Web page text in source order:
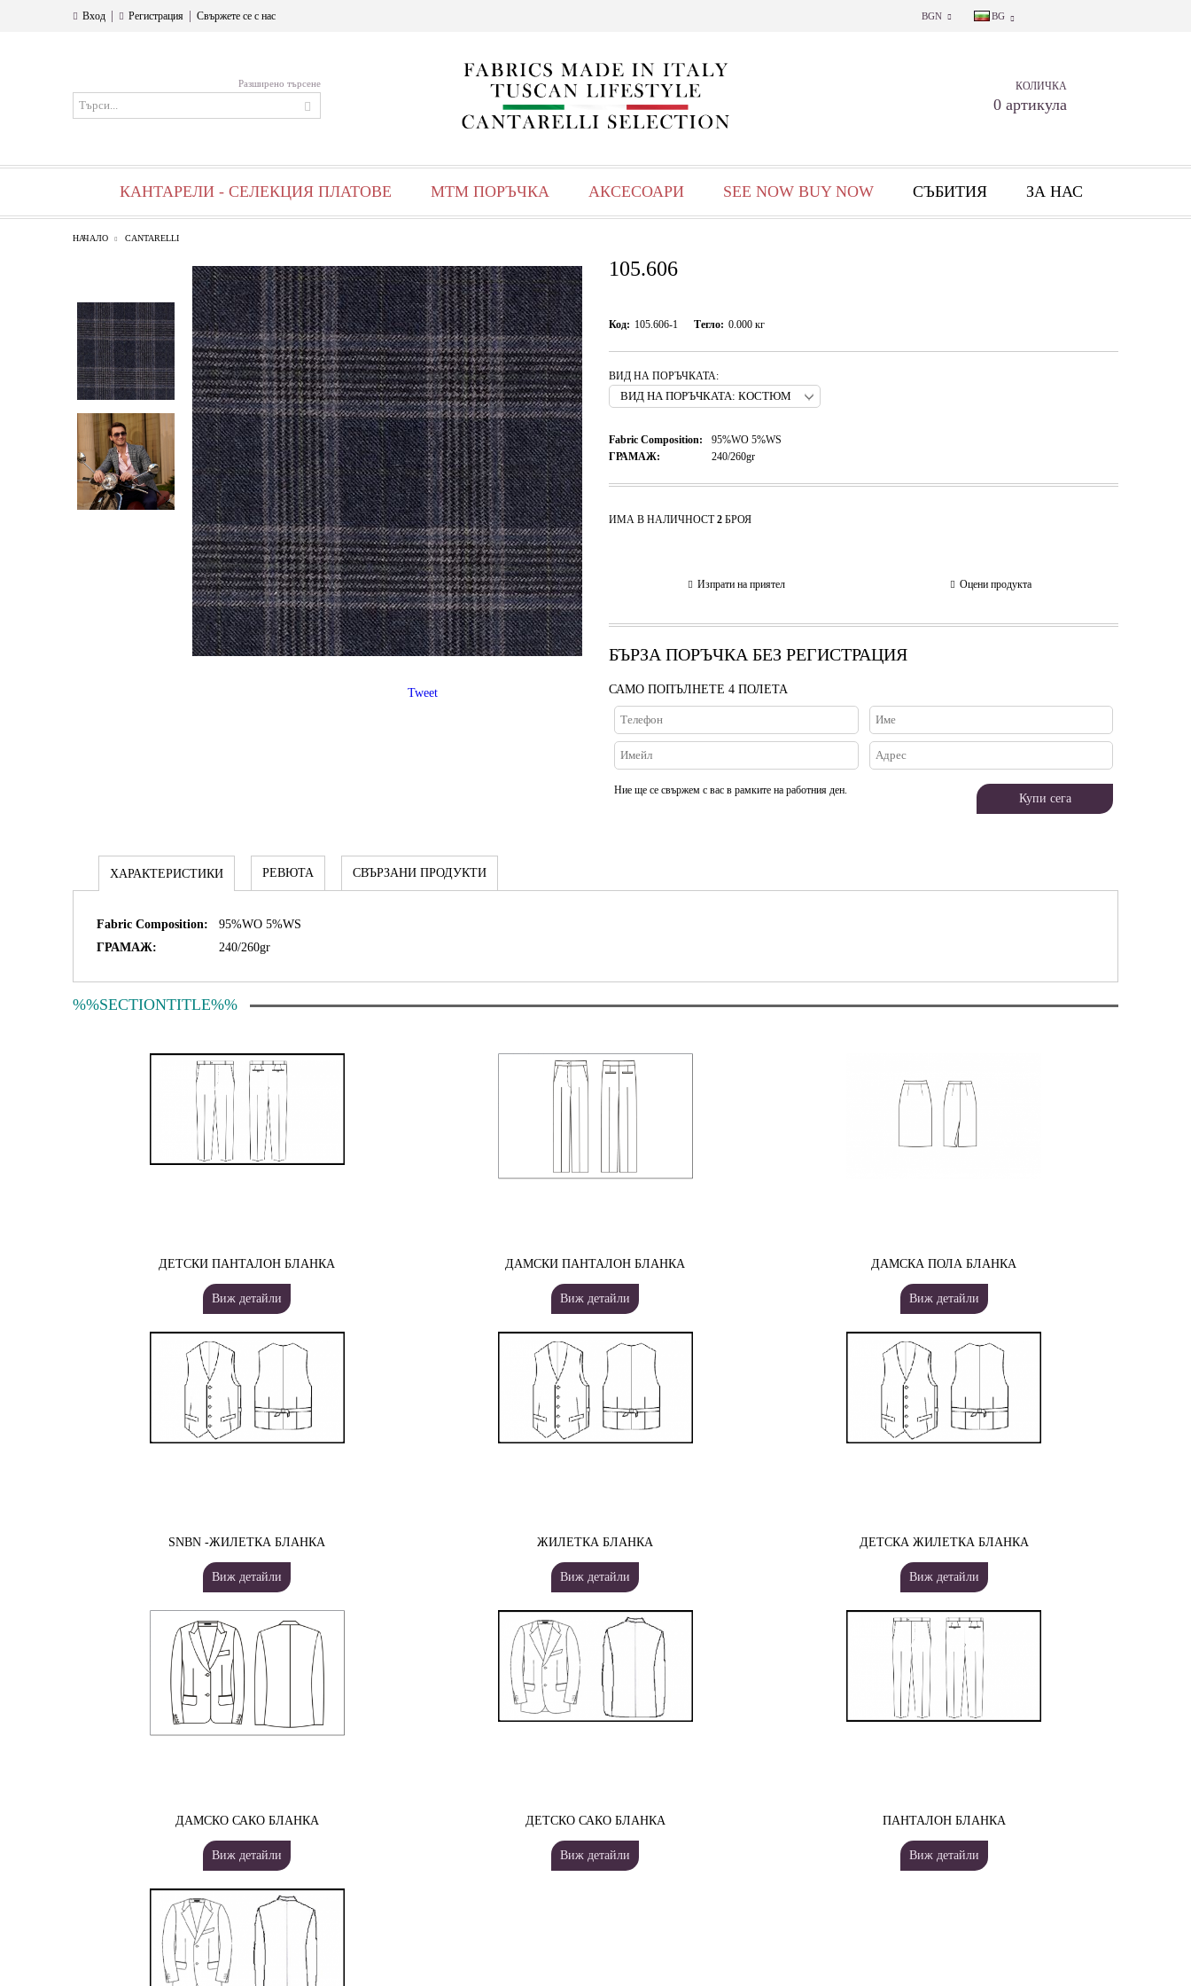
Вход Регистрация Свържете се с нас BGN BG
Разширено търсене КОЛИЧКА
0 артикула
КАНТАРЕЛИ - СЕЛЕКЦИЯ ПЛАТОВЕ МТМ ПОРЪЧКА АКСЕСОАРИ SEE NOW BUY NOW СЪБИТИЯ ЗА НАС
НАЧАЛО CANTARELLI
105.606
Код: 105.606-1 Тегло: 0.000 кг
ВИД НА ПОРЪЧКАТА:
Fabric Composition:
95%WO 5%WS
ГРАМАЖ:
240/260gr
ИМА В НАЛИЧНОСТ2 БРОЯ
Изпрати на приятел Оцени продукта
БЪРЗА ПОРЪЧКА БЕЗ РЕГИСТРАЦИЯ
САМО ПОПЪЛНЕТЕ 4 ПОЛЕТА
Ние ще се свържем с вас в рамките на работния ден.
Tweet
ХАРАКТЕРИСТИКИ РЕВЮТА СВЪРЗАНИ ПРОДУКТИ
Fabric Composition:
95%WO 5%WS
ГРАМАЖ:
240/260gr
%%SECTIONTITLE%%
ДЕТСКИ ПАНТАЛОН БЛАНКА
Виж детайли
ДАМСКИ ПАНТАЛОН БЛАНКА
Виж детайли
ДАМСКА ПОЛА БЛАНКА
Виж детайли
SNBN -ЖИЛЕТКА БЛАНКА
Виж детайли
ЖИЛЕТКА БЛАНКА
Виж детайли
ДЕТСКА ЖИЛЕТКА БЛАНКА
Виж детайли
ДАМСКО САКО БЛАНКА
Виж детайли
ДЕТСКО САКО БЛАНКА
Виж детайли
ПАНТАЛОН БЛАНКА
Виж детайли